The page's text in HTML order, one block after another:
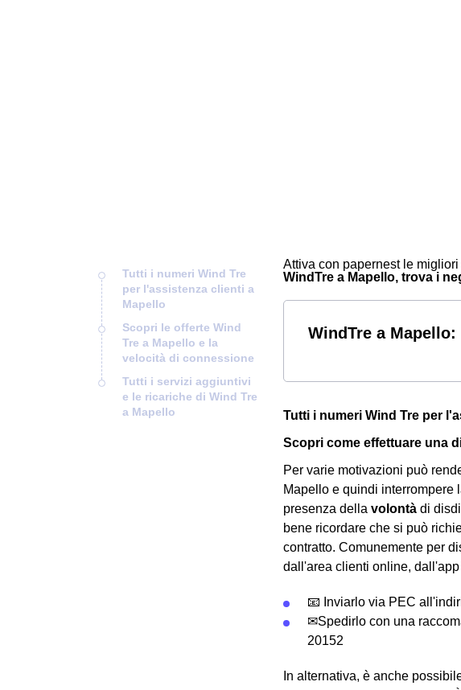
Tutti i numeri Wind Tre
per l'assistenza clienti a
Mapello
Scopri le offerte Wind
Tre a Mapello e la
velocità di connessione
Tutti i servizi aggiuntivi
e le ricariche di Wind Tre
a Mapello
Attiva con papernest le
WindTre a Mapello, trova i
WindTre a
Tutti i numeri Wind Tre per
Scopri come effettuare una
Per varie motivazioni può
Mapello e quindi interrompere
presenza della volontà di
bene ricordare che si può
contratto. Comunemente per
dall'area clienti online,
📧 Inviarlo via PEC
✉Spedirlo con una
20152
In alternativa, è anche